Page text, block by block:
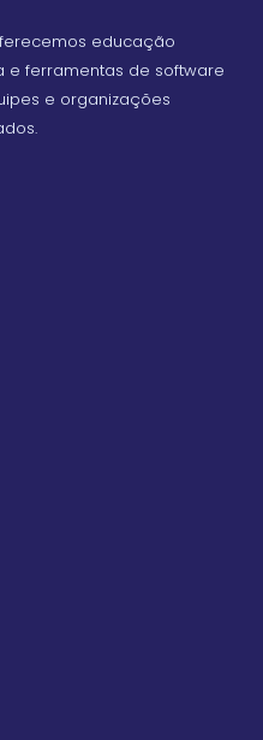
educação
e ferramentas de software
e organizações